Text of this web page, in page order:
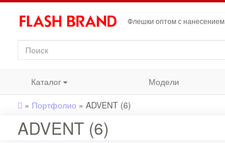
Флешки оптом с нанесением
Каталог Модели
» Портфолио » ADVENT (6)
ADVENT (6)